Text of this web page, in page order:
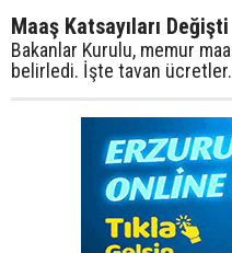
Maaş Katsayıları Değişti
Bakanlar Kurulu, memur
belirledi. İşte tavan